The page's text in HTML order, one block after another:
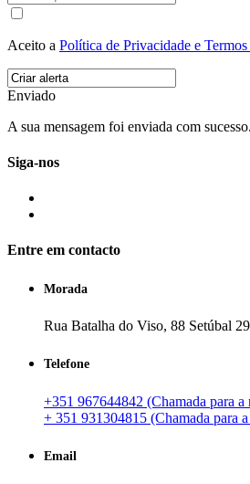
Aceito a Política de Privacidade e
Enviado
A sua mensagem foi enviada com sucesso.
Siga-nos
Entre em contacto
Morada
Rua Batalha do Viso, 88 Setúbal
Telefone
+351 967644842 (Chamada para
+ 351 931304815 (Chamada para
Email